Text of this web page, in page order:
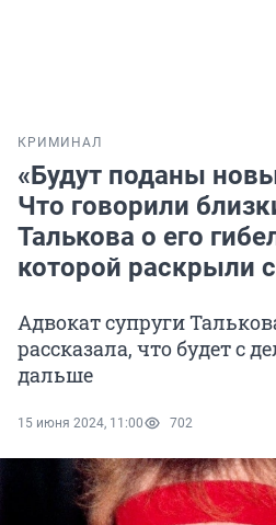
КРИМИНАЛ
«Будут поданы
Что говорили
Талькова о его
которой раскрыли
Адвокат супруги
рассказала, что будет с
дальше
15 июня 2024, 11:00 702